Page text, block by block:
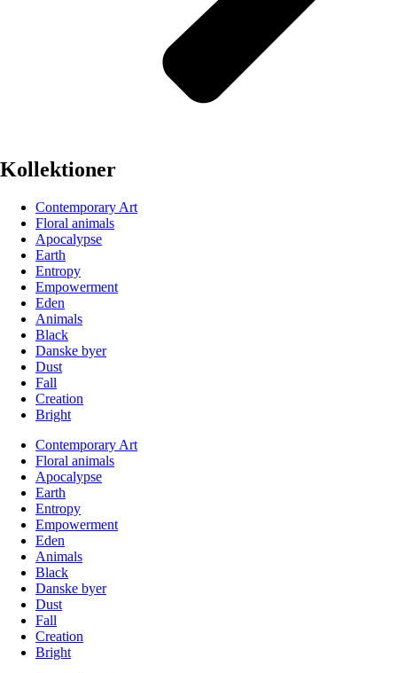
Kollektioner
Contemporary Art
Floral animals
Apocalypse
Earth
Entropy
Empowerment
Eden
Animals
Black
Danske byer
Dust
Fall
Creation
Bright
Contemporary Art
Floral animals
Apocalypse
Earth
Entropy
Empowerment
Eden
Animals
Black
Danske byer
Dust
Fall
Creation
Bright